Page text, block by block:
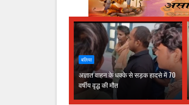
बलिया
अज्ञात वाहन के धक्के से सड़क हादसे में 70
वर्षीय वृद्ध की मौत